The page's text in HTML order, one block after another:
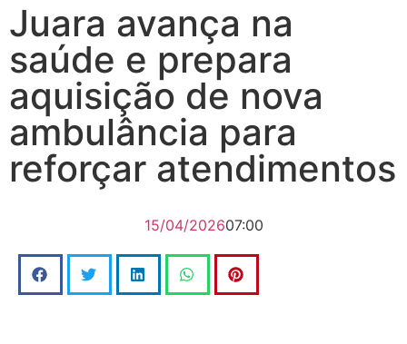
Juara avança na
saúde e prepara
aquisição de nova
ambulância para
reforçar atendimentos
15/04/202607:00